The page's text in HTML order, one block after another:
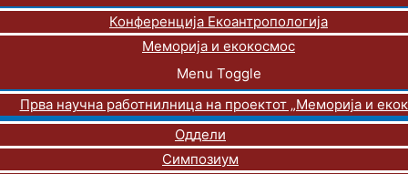
Конференција Екоантропологија
Меморија и екокосмос
Menu Toggle
Прва научна работнилница на проектот „Меморија и
Оддели
Симпозиум